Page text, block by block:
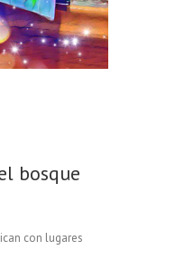
bosque
con lugares